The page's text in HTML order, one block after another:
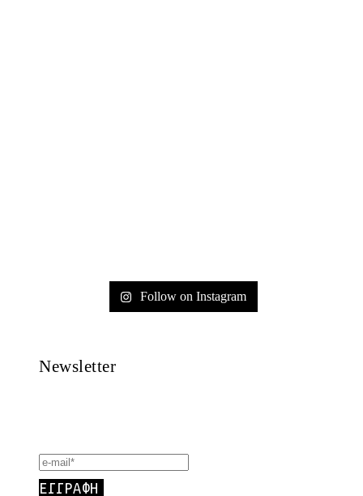
Follow on Instagram
Newsletter